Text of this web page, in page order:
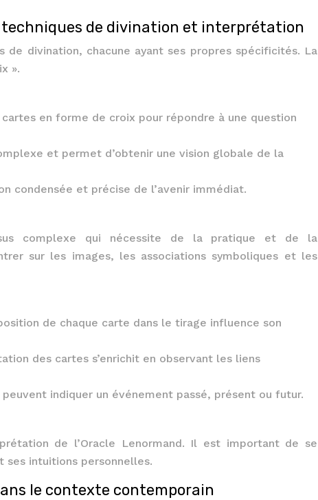
techniques de divination et interprétation
de divination, chacune ayant ses propres spécificités. La
».
en forme de croix pour répondre à une question
et permet d’obtenir une vision globale de la
condensée et précise de l’avenir immédiat.
complexe qui nécessite de la pratique et de la
sur les images, les associations symboliques et les
de chaque carte dans le tirage influence son
des cartes s’enrichit en observant les liens
indiquer un événement passé, présent ou futur.
de l’Oracle Lenormand. Il est important de se
ses intuitions personnelles.
le contexte contemporain